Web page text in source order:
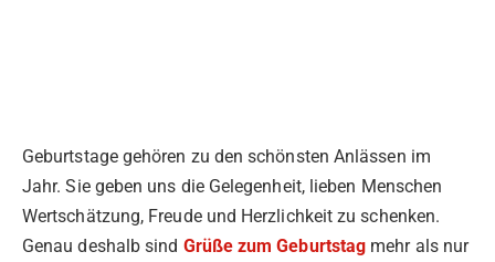
Geburtstage gehören zu den schönsten Anlässen im
Jahr. Sie geben uns die Gelegenheit, lieben Menschen
Wertschätzung, Freude und Herzlichkeit zu schenken.
Genau deshalb sind Grüße zum Geburtstag mehr als nur